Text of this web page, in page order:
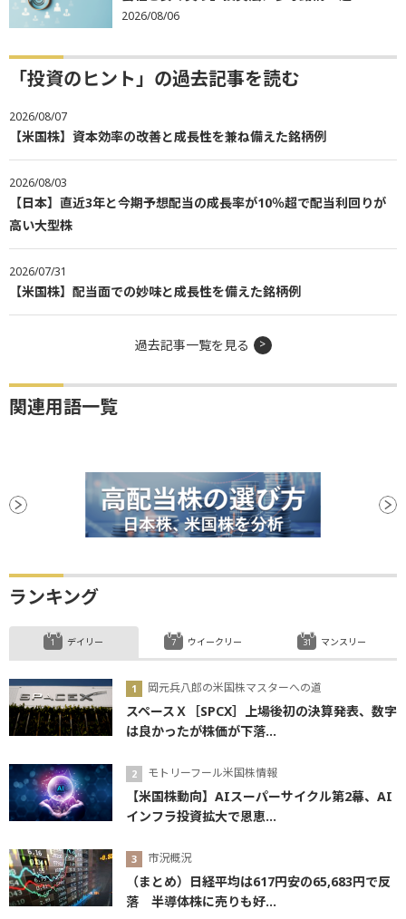
2026/08/06
「投資のヒント」の過去記事を読む
2026/08/07
【米国株】資本効率の改善と成長性を兼ね備えた銘柄例
2026/08/03
【日本】直近3年と今期予想配当の成長率が10％超で配当利回りが
高い大型株
2026/07/31
【米国株】配当面での妙味と成長性を備えた銘柄例
過去記事一覧を見る
関連用語一覧
ランキング
デイリー
岡元兵八郎の米国株マスターへの道
スペースＸ［SPCX］上場後初の決算発表、数字
は良かったが株価が下落...
モトリーフール米国株情報
【米国株動向】AIスーパーサイクル第2幕、AI
インフラ投資拡大で恩恵...
市況概況
（まとめ）日経平均は617円安の65,683円で反
落 半導体株に売りも好...
ウイークリー マンスリー